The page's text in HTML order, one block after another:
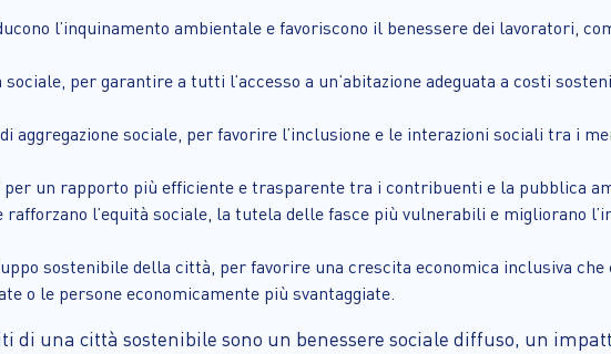
l’inquinamento ambientale e favoriscono il benessere dei lavoratori,
per garantire a tutti l’accesso a un’abitazione adeguata a costi
aggregazione sociale, per favorire l’inclusione e le interazioni sociali tra i
un rapporto più efficiente e trasparente tra i contribuenti e la pubblica
rafforzano l’equità sociale, la tutela delle fasce più vulnerabili e migliorano
sostenibile della città, per favorire una crescita economica inclusiva
o le persone economicamente più svantaggiate.
di una città sostenibile sono un benessere sociale diffuso, un